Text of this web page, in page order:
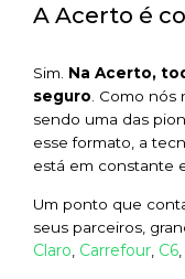
A Acerto é
Sim. Na Acerto,
seguro . Como
sendo uma das
esse formato, a
está em constante
Um ponto que
seus parceiros,
Claro, Carrefour, C6,